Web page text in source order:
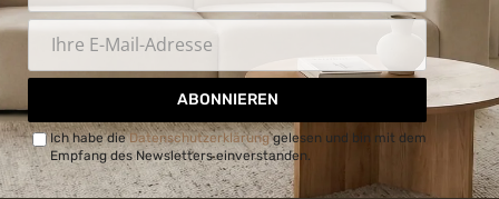
ABONNIEREN
Ich habe dieDatenschutzerklärunggelesen und bin mit dem
Empfang des Newsletters einverstanden.